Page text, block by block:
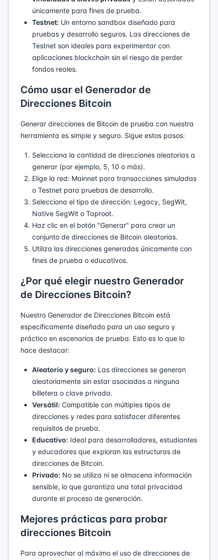
únicamente para fines de prueba.
Testnet: Un entorno sandbox diseñado para
pruebas y desarrollo seguros. Las direcciones de
Testnet son ideales para experimentar con
aplicaciones blockchain sin el riesgo de perder
fondos reales.
Cómo usar el Generador de
Direcciones Bitcoin
Generar direcciones de Bitcoin de prueba con nuestra
herramienta es simple y seguro. Sigue estos pasos:
Selecciona la cantidad de direcciones aleatorias a
generar (por ejemplo, 5, 10 o más).
Elige la red: Mainnet para transacciones simuladas
o Testnet para pruebas de desarrollo.
Selecciona el tipo de dirección: Legacy, SegWit,
Native SegWit o Taproot.
Haz clic en el botón "Generar" para crear un
conjunto de direcciones de Bitcoin aleatorias.
Utiliza las direcciones generadas únicamente con
fines de prueba o educativos.
¿Por qué elegir nuestro Generador
de Direcciones Bitcoin?
Nuestro Generador de Direcciones Bitcoin está
específicamente diseñado para un uso seguro y
práctico en escenarios de prueba. Esto es lo que lo
hace destacar:
Aleatorio y seguro: Las direcciones se generan
aleatoriamente sin estar asociadas a ninguna
billetera o clave privada.
Versátil: Compatible con múltiples tipos de
direcciones y redes para satisfacer diferentes
requisitos de prueba.
Educativo: Ideal para desarrolladores, estudiantes
y educadores que exploran las estructuras de
direcciones de Bitcoin.
Privado: No se utiliza ni se almacena información
sensible, lo que garantiza una total privacidad
durante el proceso de generación.
Mejores prácticas para probar
direcciones Bitcoin
Para aprovechar al máximo el uso de direcciones de